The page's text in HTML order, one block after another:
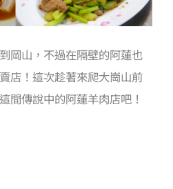
岡山，不過在隔壁的阿蓮也
店！這次趁著來爬大崗山前
間傳說中的阿蓮羊肉店吧！